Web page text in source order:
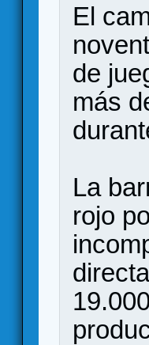
El
de
más
La
rojo